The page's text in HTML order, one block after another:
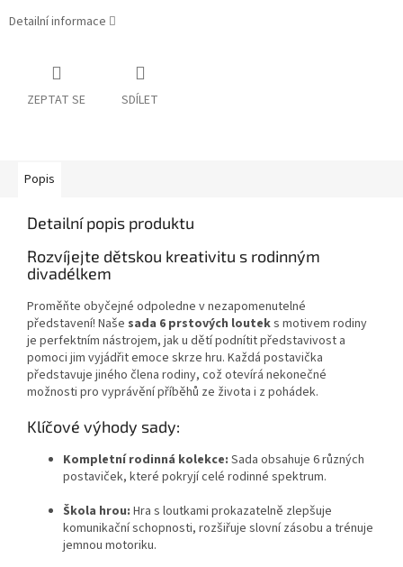
Detailní informace
ZEPTAT SE SDÍLET
Popis
Detailní popis produktu
Rozvíjejte dětskou kreativitu s rodinným
divadélkem
Proměňte obyčejné odpoledne v nezapomenutelné
představení! Naše sada 6 prstových louteks motivem rodiny
je perfektním nástrojem, jak u dětí podnítit představivost a
pomoci jim vyjádřit emoce skrze hru. Každá postavička
představuje jiného člena rodiny, což otevírá nekonečné
možnosti pro vyprávění příběhů ze života i z pohádek.
Klíčové výhody sady:
Kompletní rodinná kolekce: Sada obsahuje 6 různých
postaviček, které pokryjí celé rodinné spektrum.
Škola hrou: Hra s loutkami prokazatelně zlepšuje
komunikační schopnosti, rozšiřuje slovní zásobu a trénuje
jemnou motoriku.